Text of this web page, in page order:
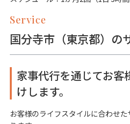
Service
国分寺市（東京都）の
家事代行を通じてお客
けします。
お客様のライフスタイルに合わせ